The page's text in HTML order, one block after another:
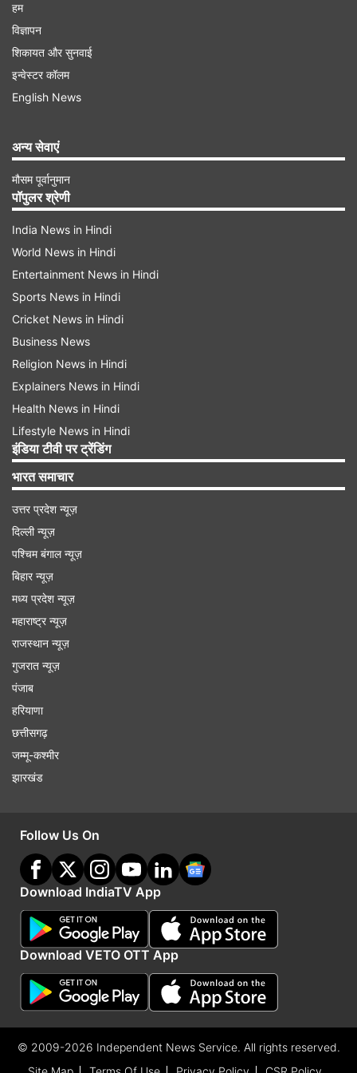
हम
विज्ञापन
शिकायत और सुनवाई
इन्वेस्टर कॉलम
English News
अन्य सेवाएं
मौसम पूर्वानुमान
पॉपुलर श्रेणी
India News in Hindi
World News in Hindi
Entertainment News in Hindi
Sports News in Hindi
Cricket News in Hindi
Business News
Religion News in Hindi
Explainers News in Hindi
Health News in Hindi
Lifestyle News in Hindi
इंडिया टीवी पर ट्रेंडिंग
भारत समाचार
उत्तर प्रदेश न्यूज़
दिल्ली न्यूज़
पश्चिम बंगाल न्यूज़
बिहार न्यूज़
मध्य प्रदेश न्यूज़
महाराष्ट्र न्यूज़
राजस्थान न्यूज़
गुजरात न्यूज़
पंजाब
हरियाणा
छत्तीसगढ़
जम्मू-कश्मीर
झारखंड
Follow Us On
Download IndiaTV App
Download VETO OTT App
© 2009-2026 Independent News Service. All rights reserved.